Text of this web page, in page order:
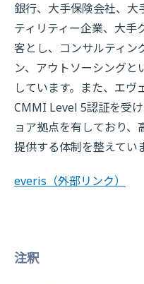
銀行、大手保険会社、大
ティリティー企業、大手
客とし、コンサルティン
ン、アウトソーシング
しています。また、エヴ
CMMI Level 5認証を受
ョア拠点を有しており
提供する体制を整えてい
everis （外部リンク）
注釈